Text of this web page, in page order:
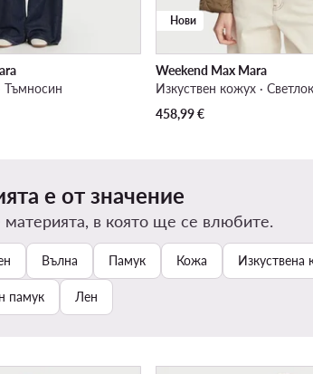
Тъмносин
Нови
Weekend Max Mara
Изкуствен кожух ·
458,99€
е от значение
в която ще се влюбите.
Вълна Памук Кожа Изкуствена
памук Лен